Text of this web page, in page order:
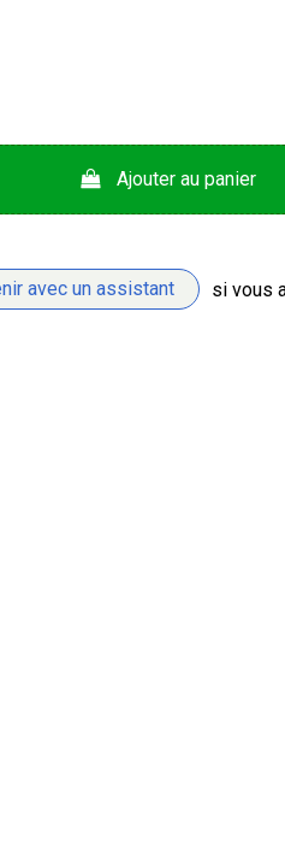
Ajouter au panier
avec un assistant si vous